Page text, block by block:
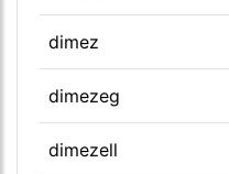
dimez
dimezeg
dimezell